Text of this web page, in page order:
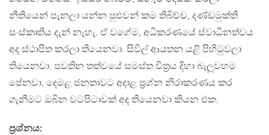
නීතියෙන් පැනලා යන්න පුළුවන් කම තිබිච්ච, දණ්ඩමුක්ති
සංස්කෘතිය දැන් නැහැ. ඒ වගේම, අධිකරණයේ ස්වාධීනත්වය
අද ස්ථාපිත කරලා තියෙනවා. සිවිල් ආයතන යළි පිහිටුවලා
තියෙනවා. පවතින තත්වයේ සමස්ත චිත‍්‍රය දිහා බැලූවහම
පේනවා, දෙමළ ජනතාවට අදාළ ප‍්‍රශ්න නිරාකරණය කර
ගැනීමට ඔබින වටපිටාවක් අද තියෙනවා කියන එක.
ප‍්‍රශ්නය: